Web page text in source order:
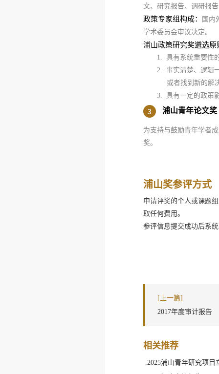
文、研究报告、调研报
政策专家组构成：
国内
学术委员会审议决定。
浦山政策研究奖遴选原
1. 具有系统重要性
2. 事实清楚、逻辑一
或者找到新的解
3. 具有一定的政策
浦山青年论文奖
为支持与鼓励青年学者
奖。
浦山奖参评方式
申请评奖的个人或课题
取任何费用。
参评信息提交成功后系
[上一篇]
2017年度审计报告
相关推荐
.2025浦山青年研究项目